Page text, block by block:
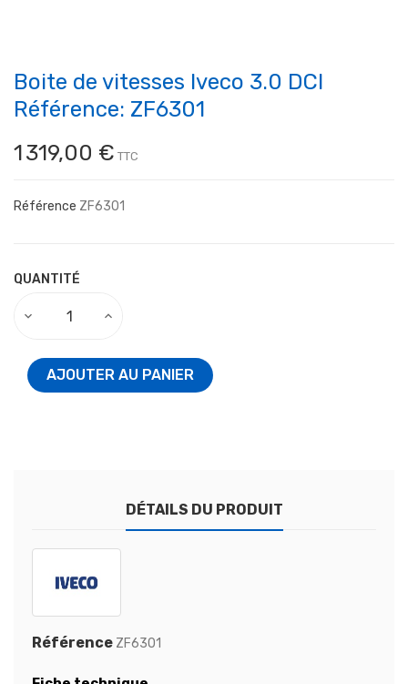
Boite de vitesses Iveco 3.0 DCI
Référence: ZF6301
1 319,00 € TTC
Référence ZF6301
QUANTITÉ
AJOUTER AU PANIER
DÉTAILS DU PRODUIT
Référence ZF6301